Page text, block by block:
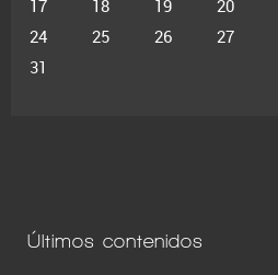
17
18 19 20
24
25 26 27
31
Últimos contenidos